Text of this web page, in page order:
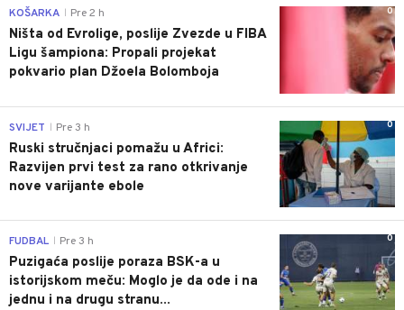
0
KOŠARKA Pre 2 h
Ništa od Evrolige, poslije Zvezde u FIBA
Ligu šampiona: Propali projekat
pokvario plan Džoela Bolomboja
0
SVIJET Pre 3 h
Ruski stručnjaci pomažu u Africi:
Razvijen prvi test za rano otkrivanje
nove varijante ebole
0
FUDBAL Pre 3 h
Puzigaća poslije poraza BSK-a u
istorijskom meču: Moglo je da ode i na
jednu i na drugu stranu...